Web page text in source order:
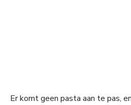
Er komt geen pasta aan te pas,